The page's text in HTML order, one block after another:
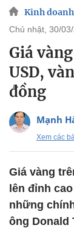
Kinh doanh
chủ nhật, 30/
Giá
USD,
đồng
Mạnh
Xem các
Giá vàng
lên đỉnh
những
ông Donald